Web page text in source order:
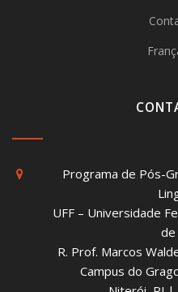
Programa de Pós-
UFF – Universidade
R. Prof. Marcos
Campus do